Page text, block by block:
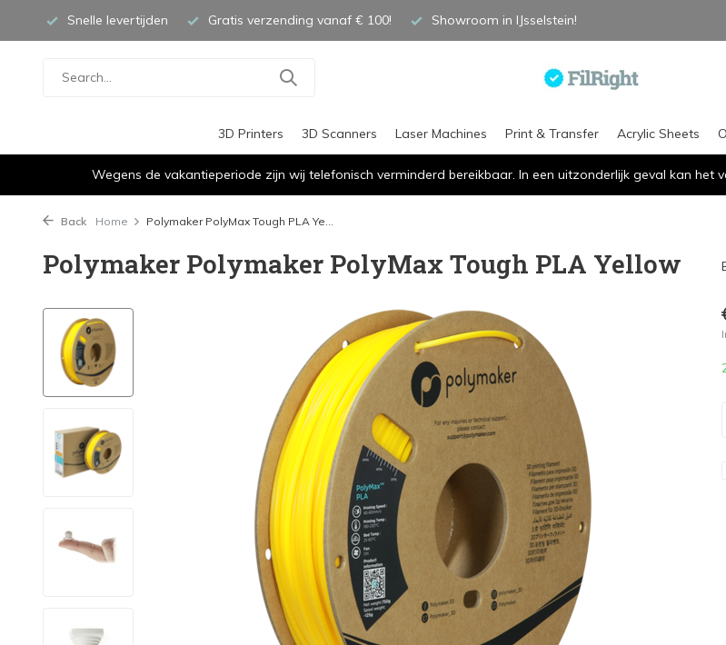
Snelle levertijden Gratis verzending vanaf € 100! Showroom in IJsselstein!
3D Printers 3D Scanners Laser Machines Print & Transfer Acrylic Sheets
Wegens de vakantieperiode zijn wij telefonisch verminderd bereikbaar. In een uitzonderlijk geval kan
Back Home Polymaker PolyMax Tough PLA Ye...
Polymaker Polymaker PolyMax Tough PLA Yellow